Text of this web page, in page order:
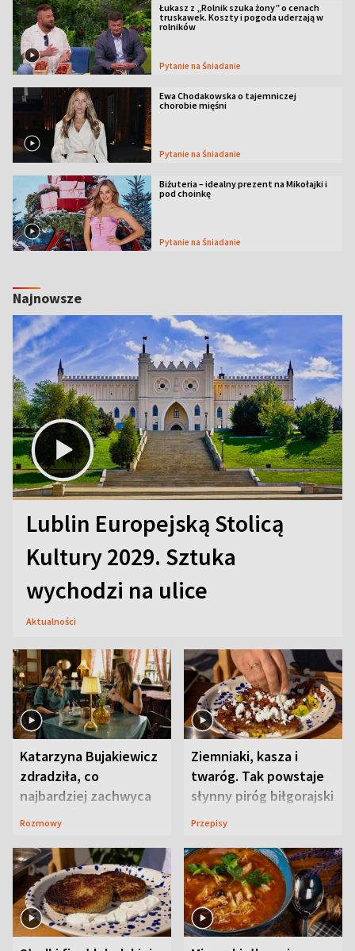
Łukasz z „Rolnik szuka żony” o cenach
truskawek. Koszty i pogoda uderzają w
rolników
Pytanie na Śniadanie
Ewa Chodakowska o tajemniczej
chorobie mięśni
Pytanie na Śniadanie
Biżuteria – idealny prezent na Mikołajki i
pod choinkę
Pytanie na Śniadanie
Najnowsze
Lublin Europejską Stolicą
Kultury 2029. Sztuka
wychodzi na ulice
Aktualności
Katarzyna Bujakiewicz
zdradziła, co
najbardziej zachwyca
ją w Lublinie
Rozmowy
Ziemniaki, kasza i
twaróg. Tak powstaje
słynny piróg biłgorajski
Przepisy